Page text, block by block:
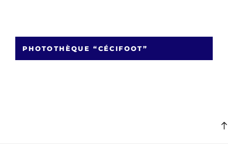
PHOTOTHÈQUE “CÉCIFOOT”